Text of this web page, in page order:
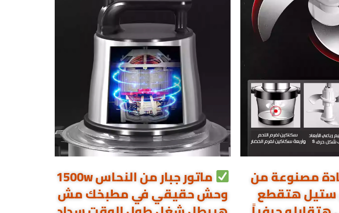
مصنوعة من
ستيل هتقطع
ماتور جبار من النحاس 1500w
وحش حقيقي في مطبخك مش